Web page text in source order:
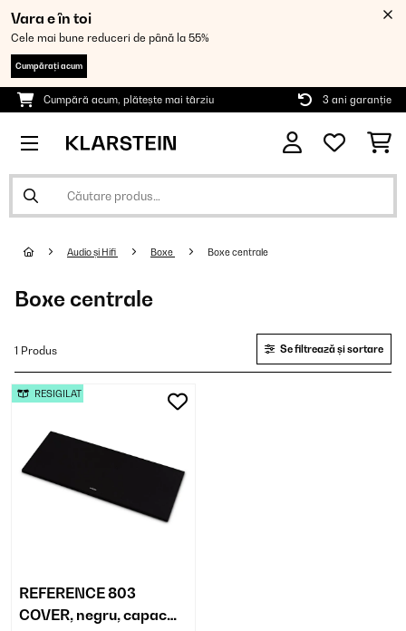
Vara e în toi
Cele mai bune reduceri de până la 55%
Cumpărați acum
Cumpără acum, plătește mai târziu 3 ani garanție
Audio și Hifi Boxe Boxe centrale
Boxe centrale
1 Produs Se filtrează și sortare
REFERENCE 803
COVER, negru, capac
RESIGILAT